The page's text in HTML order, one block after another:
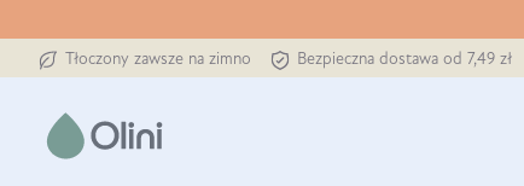
Tłoczony zawsze na zimno Bezpieczna dostawa od 7,49 zł